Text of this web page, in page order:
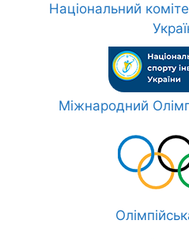
Національний
Міжнародний